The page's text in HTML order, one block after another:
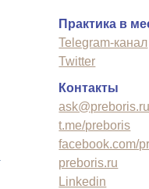
Практика в
Telegram-канал
Twitter
Контакты
ask@preboris.ru
t.me/preboris
facebook.com/
preboris.ru
Linkedin